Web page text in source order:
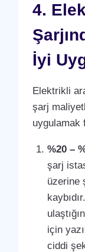
4.
İyi
Elektrikli
şarj
uygulamak
%20 –
şarj
üzerine
için
ciddi